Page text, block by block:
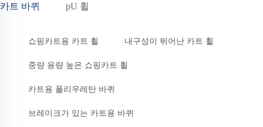
카트 바퀴 pU 휠
쇼핑카트용 카트 휠 내구성이 뛰어난 카트 휠
중량 용량 높은 쇼핑카트 휠
카트용 폴리우레탄 바퀴
브레이크가 있는 카트용 바퀴